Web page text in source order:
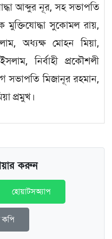
আব্দুর নূর, সহ সভাপতি
সুকোমল রায়,
অধ্যক্ষ মোহন মিয়া,
নির্বাহী প্রকৌশলী
সভাপতি মিজানূর রহমান,
প্রমুখ।
করুন
হোয়াটসঅ্যাপ
কপি